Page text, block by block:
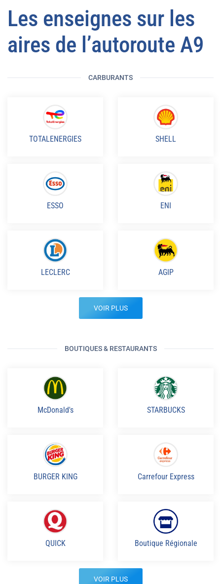
Les enseignes sur les
aires de l’autoroute A9
CARBURANTS
TOTALENERGIES SHELL
ESSO ENI
LECLERC AGIP
VOIR PLUS
BOUTIQUES & RESTAURANTS
McDonald's STARBUCKS
BURGER KING Carrefour Express
QUICK Boutique Régionale
VOIR PLUS